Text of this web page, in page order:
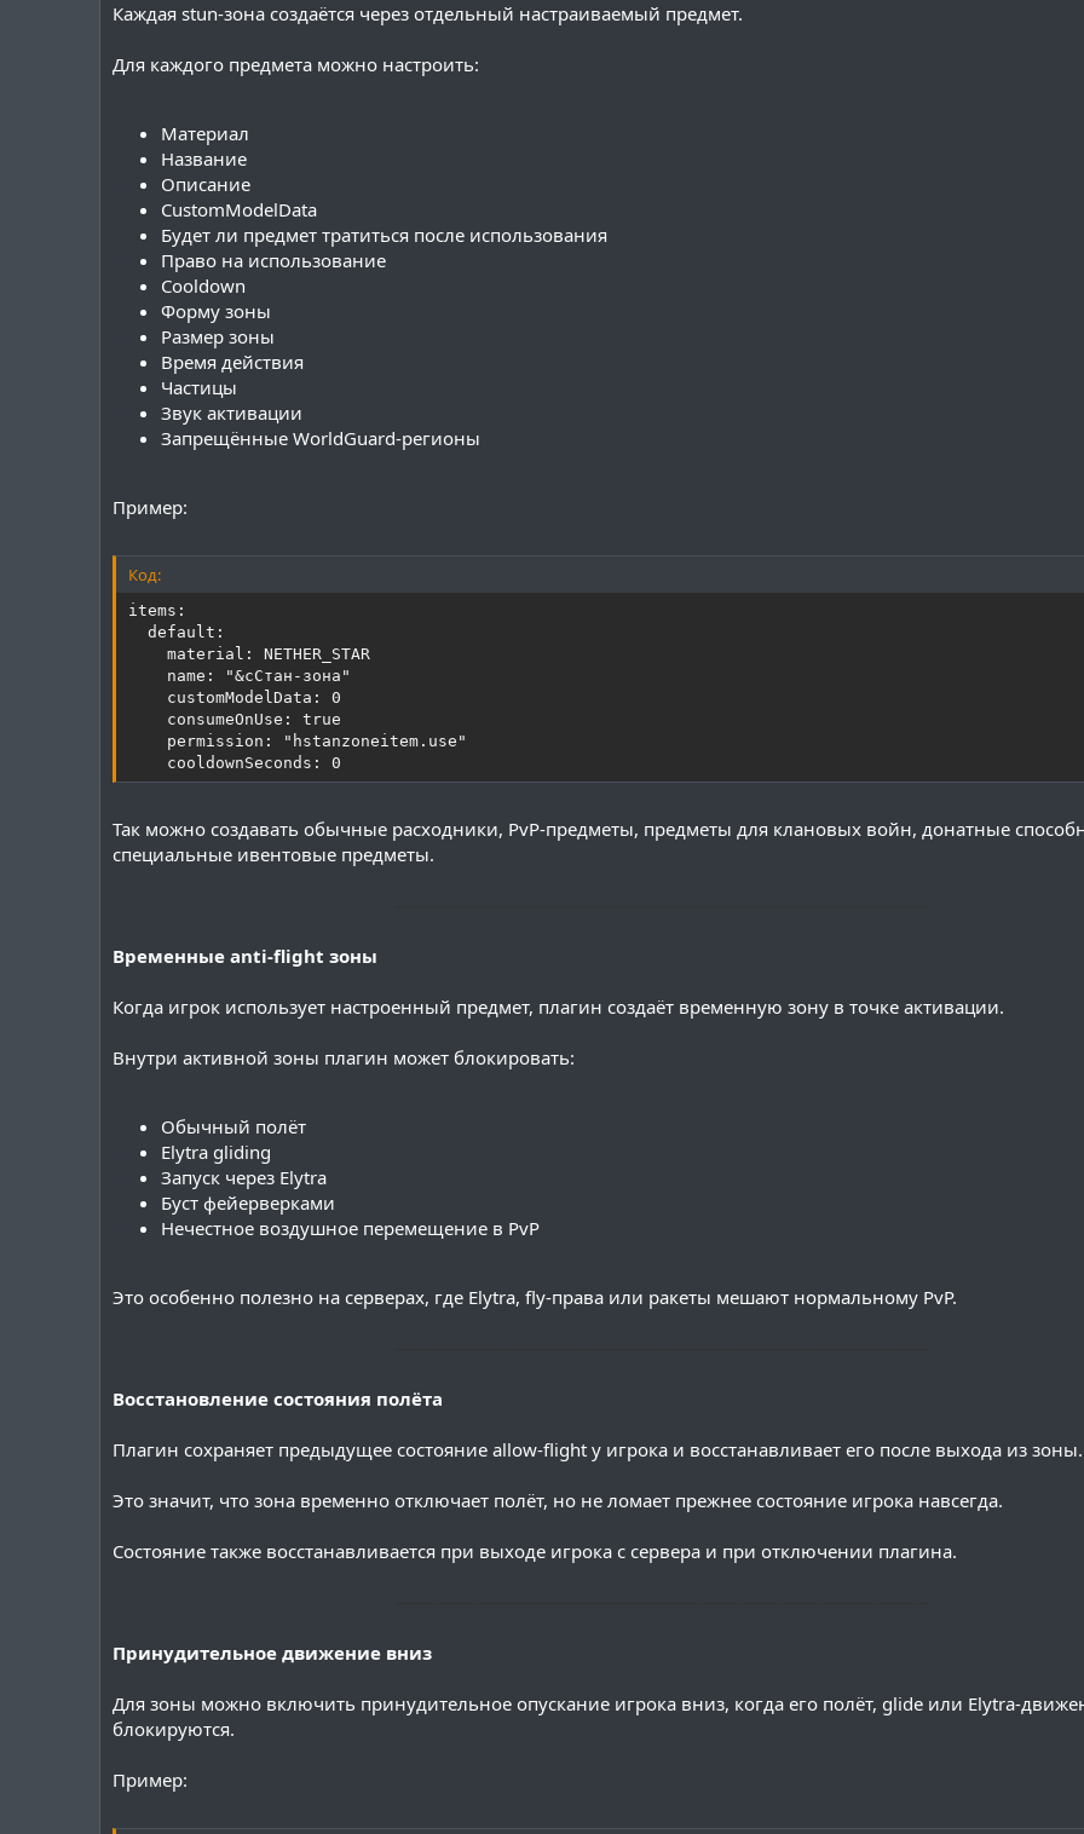
Каждая stun-зона создаётся через отдельный настраиваемый предмет.
Для каждого предмета можно настроить:
Материал
Название
Описание
CustomModelData
Будет ли предмет тратиться после использования
Право на использование
Cooldown
Форму зоны
Размер зоны
Время действия
Частицы
Звук активации
Запрещённые WorldGuard-регионы
Пример:
Код:
items:
  default:
    material: NETHER_STAR
    name: "&cСтан-зона"
    customModelData: 0
    consumeOnUse: true
    permission: "hstanzoneitem.use"
    cooldownSeconds: 0
Так можно создавать обычные расходники, PvP-предметы, предметы для клановых войн, донатные
специальные ивентовые предметы.
Временные anti-flight зоны
Когда игрок использует настроенный предмет, плагин создаёт временную зону в точке активации.
Внутри активной зоны плагин может блокировать:
Обычный полёт
Elytra gliding
Запуск через Elytra
Буст фейерверками
Нечестное воздушное перемещение в PvP
Это особенно полезно на серверах, где Elytra, fly-права или ракеты мешают нормальному PvP.
Восстановление состояния полёта
Плагин сохраняет предыдущее состояние allow-flight у игрока и восстанавливает его после выхода из зоны.
Это значит, что зона временно отключает полёт, но не ломает прежнее состояние игрока навсегда.
Состояние также восстанавливается при выходе игрока с сервера и при отключении плагина.
Принудительное движение вниз
Для зоны можно включить принудительное опускание игрока вниз, когда его полёт, glide или Elytra-
блокируются.
Пример: